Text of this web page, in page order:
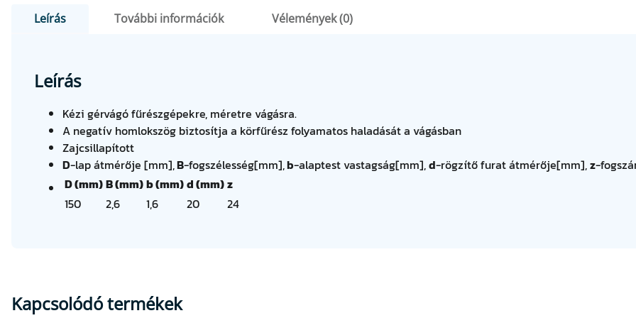
Leírás További információk Vélemények (0)
Leírás
Kézi gérvágó fűrészgépekre, méretre vágásra.
A negatív homlokszög biztosítja a körfűrész folyamatos haladását a vágásban
Zajcsillapított
D-lap átmérője [mm],B-fogszélesség[mm],b-alaptest vastagság[mm],d-rögzítő furat átmérője[mm],z-
D (mm)B (mm)b (mm)d (mm)z
150
2,6 1,6 20 24
Kapcsolódó termékek